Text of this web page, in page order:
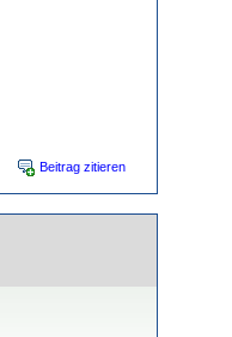
Beitrag zitieren